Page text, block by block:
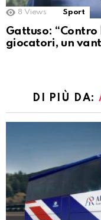
8 Views Sport
Gattuso:
giocatori, un
DI PIÙ DA: